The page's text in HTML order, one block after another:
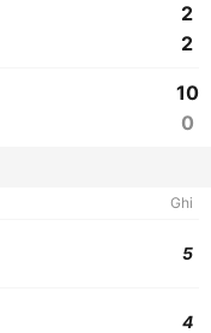
2
2
10
0
Ghi
5
4